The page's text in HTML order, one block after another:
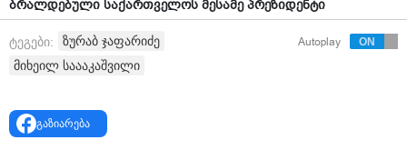
ბრალდებული საქართველოს მესამე პრეზიდენტი
მიხეილ სააკაშვილი სასამართლოს სხდომათა
დარბაზიდან ესკორტის სამსახურის თანამშრომლებმა
იძულებით გაიყვანეს.
საქმეს დახურულ კარს მიღმა განიხილავდნენ, ხმაური
იყო.
ტეგები:
ზურაბ ჯაფარიძე
მიხეილ საააკაშვილი
Autoplay
გაზიარება